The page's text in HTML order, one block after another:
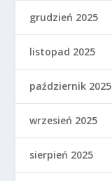
grudzień 2025
listopad 2025
październik 2025
wrzesień 2025
sierpień 2025